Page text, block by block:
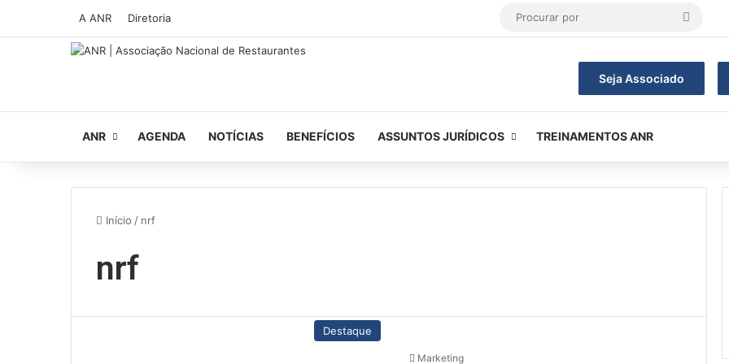
A ANR Diretoria
Seja Associado
ANR AGENDA NOTÍCIAS BENEFÍCIOS ASSUNTOS JURÍDICOS TREINAMENTOS ANR
Início / nrf
nrf
Destaque
Marketing